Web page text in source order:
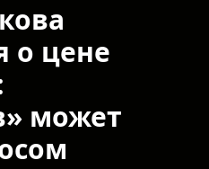
о цене
может